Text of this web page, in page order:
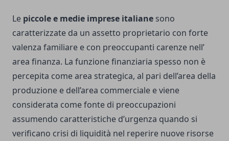
Le piccole e medie imprese italiane sono
caratterizzate da un assetto proprietario con forte
valenza familiare e con preoccupanti carenze nell’
area finanza. La funzione finanziaria spesso non è
percepita come area strategica, al pari dell’area della
produzione e dell’area commerciale e viene
considerata come fonte di preoccupazioni
assumendo caratteristiche d’urgenza quando si
verificano crisi di liquidità nel reperire nuove risorse